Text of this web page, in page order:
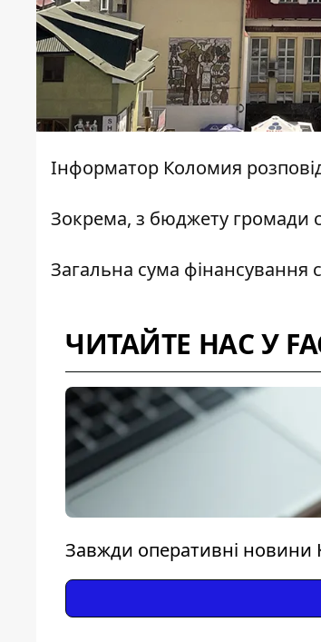
Інформатор Коломия
Зокрема, з бюджету громади
Загальна сума фінансування
ЧИТАЙТЕ НАС У
Завжди оперативні новини